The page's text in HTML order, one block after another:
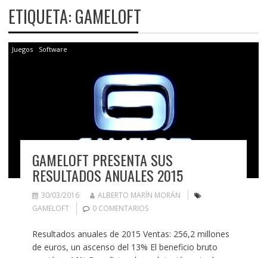
ETIQUETA:GAMELOFT
Juegos Software
GAMELOFT PRESENTA SUS
RESULTADOS ANUALES 2015
30/03/2016
ALBERTO MARÍN MORÁN
GAMELOFT
0 COMENTARIOS
Resultados anuales de 2015 Ventas: 256,2 millones
de euros, un ascenso del 13% El beneficio bruto